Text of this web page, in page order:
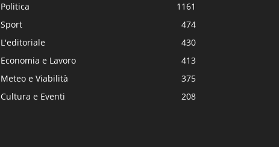
Politica
1161
Sport
474
L'editoriale
430
Economia e Lavoro
413
Meteo e Viabilità
375
Cultura e Eventi
208